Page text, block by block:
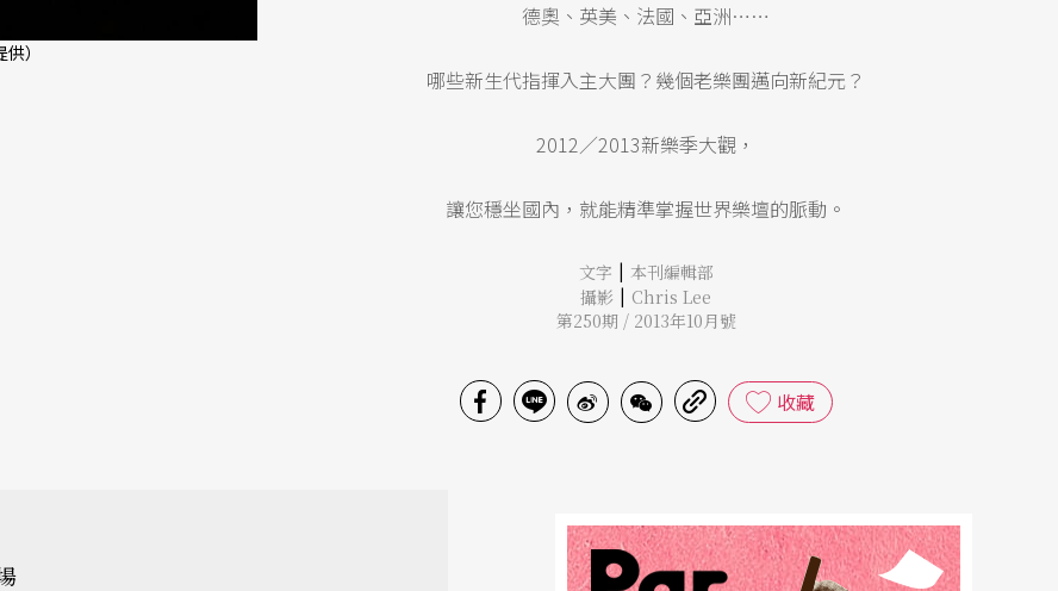
）
德奧、英美、法國、亞洲……
哪些新生代指揮入主大團？幾個老樂團邁向新紀元？
2012／2013新樂季大觀，
讓您穩坐國內，就能精準掌握世界樂壇的脈動。
文字 | 本刊編輯部
攝影 | Chris Lee
第250期 / 2013年10月號
收藏